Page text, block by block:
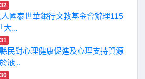
32
國泰世華銀行文教基金會辦理115
大...
31
民對心理健康促進及心理支持資源
液...
30